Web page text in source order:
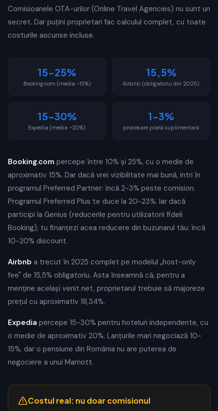
Comisioanele OTA-urilor (Online Travel Agencies) nu sunt un
secret. Dar puțini proprietari fac calculul complet, cu toate
costurile ascunse incluse.
15-25%
Booking.com (media ~15%)
15,5%
Airbnb (obligatoriu din 2025)
15-30%
Expedia (media ~20%)
1-3%
procesare plată suplimentară
Booking.com percepe între 10% și 25%, cu o medie de
aproximativ 15%. Dar dacă vrei vizibilitate mai bună, intri în
programul Preferred Partner: încă 2-3% peste comision.
Programul Preferred Plus te duce la 20-23%. Iar dacă
participi la Genius (reducerile pentru utilizatorii fideli
Booking), tu finanțezi acea reducere din buzunarul tău: încă
10-20% discount.
Airbnb a trecut în 2025 complet pe modelul „host-only
fee" de 15,5% obligatoriu. Asta înseamnă că, pentru a
menține același venit net, proprietarul trebuie să majoreze
prețul cu aproximativ 18,34%.
Expedia percepe 15-30% pentru hoteluri independente, cu
o medie de aproximativ 20%. Lanțurile mari negociază 10-
15%, dar o pensiune din România nu are puterea de
negociere a unui Marriott.
Costul real: nu doar comisionul